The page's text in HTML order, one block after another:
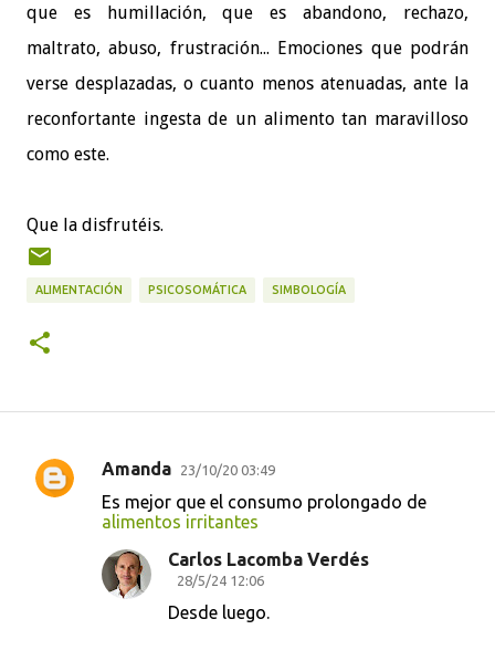
que es humillación, que es abandono, rechazo,
maltrato, abuso, frustración... Emociones que podrán
verse desplazadas, o cuanto menos atenuadas, ante la
reconfortante ingesta de un alimento tan maravilloso
como este.
Que la disfrutéis.
ALIMENTACIÓN PSICOSOMÁTICA SIMBOLOGÍA
C
Amanda 23/10/20 03:49
Es mejor que el consumo prolongado de
alimentos irritantes
Carlos Lacomba Verdés
28/5/24 12:06
Desde luego.